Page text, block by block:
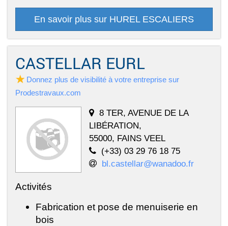
En savoir plus sur HUREL ESCALIERS
CASTELLAR EURL
Donnez plus de visibilité à votre entreprise sur
Prodestravaux.com
8 TER, AVENUE DE LA
LIBÉRATION,
55000, FAINS VEEL
(+33) 03 29 76 18 75
bl.castellar@wanadoo.fr
Activités
Fabrication et pose de menuiserie en
bois